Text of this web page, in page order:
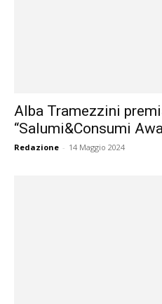
Alba Tramezzini
“Salumi&Consumi
Redazione - 14 Maggio 2024